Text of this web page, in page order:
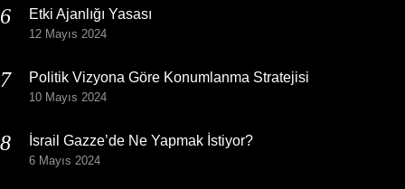
Etki Ajanlığı Yasası
12 Mayıs 2024
Politik Vizyona Göre Konumlanma Stratejisi
10 Mayıs 2024
İsrail Gazze’de Ne Yapmak İstiyor?
6 Mayıs 2024